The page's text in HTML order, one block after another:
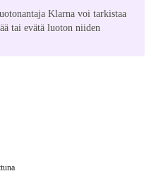
Klarna voi tarkistaa
tai evätä luoton niiden